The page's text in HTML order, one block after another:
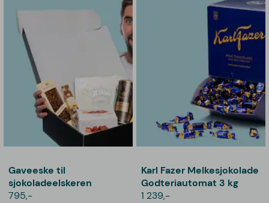
Gaveeske til
sjokoladeelskeren
795,-
Karl Fazer Melkesjokolade
Godteriautomat 3 kg
1 239,-